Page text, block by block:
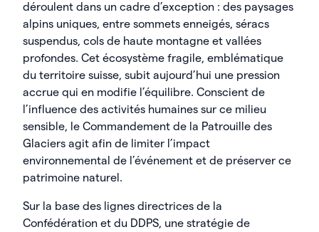
déroulent dans un cadre d’exception : des paysages
alpins uniques, entre sommets enneigés, séracs
suspendus, cols de haute montagne et vallées
profondes. Cet écosystème fragile, emblématique
du territoire suisse, subit aujourd’hui une pression
accrue qui en modifie l’équilibre. Conscient de
l’influence des activités humaines sur ce milieu
sensible, le Commandement de la Patrouille des
Glaciers agit afin de limiter l’impact
environnemental de l’événement et de préserver ce
patrimoine naturel.
Sur la base des lignes directrices de la
Confédération et du DDPS, une stratégie de